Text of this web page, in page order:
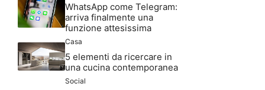
WhatsApp come Telegram:
arriva finalmente una
funzione attesissima
Casa
5 elementi da ricercare in
una cucina contemporanea
Social